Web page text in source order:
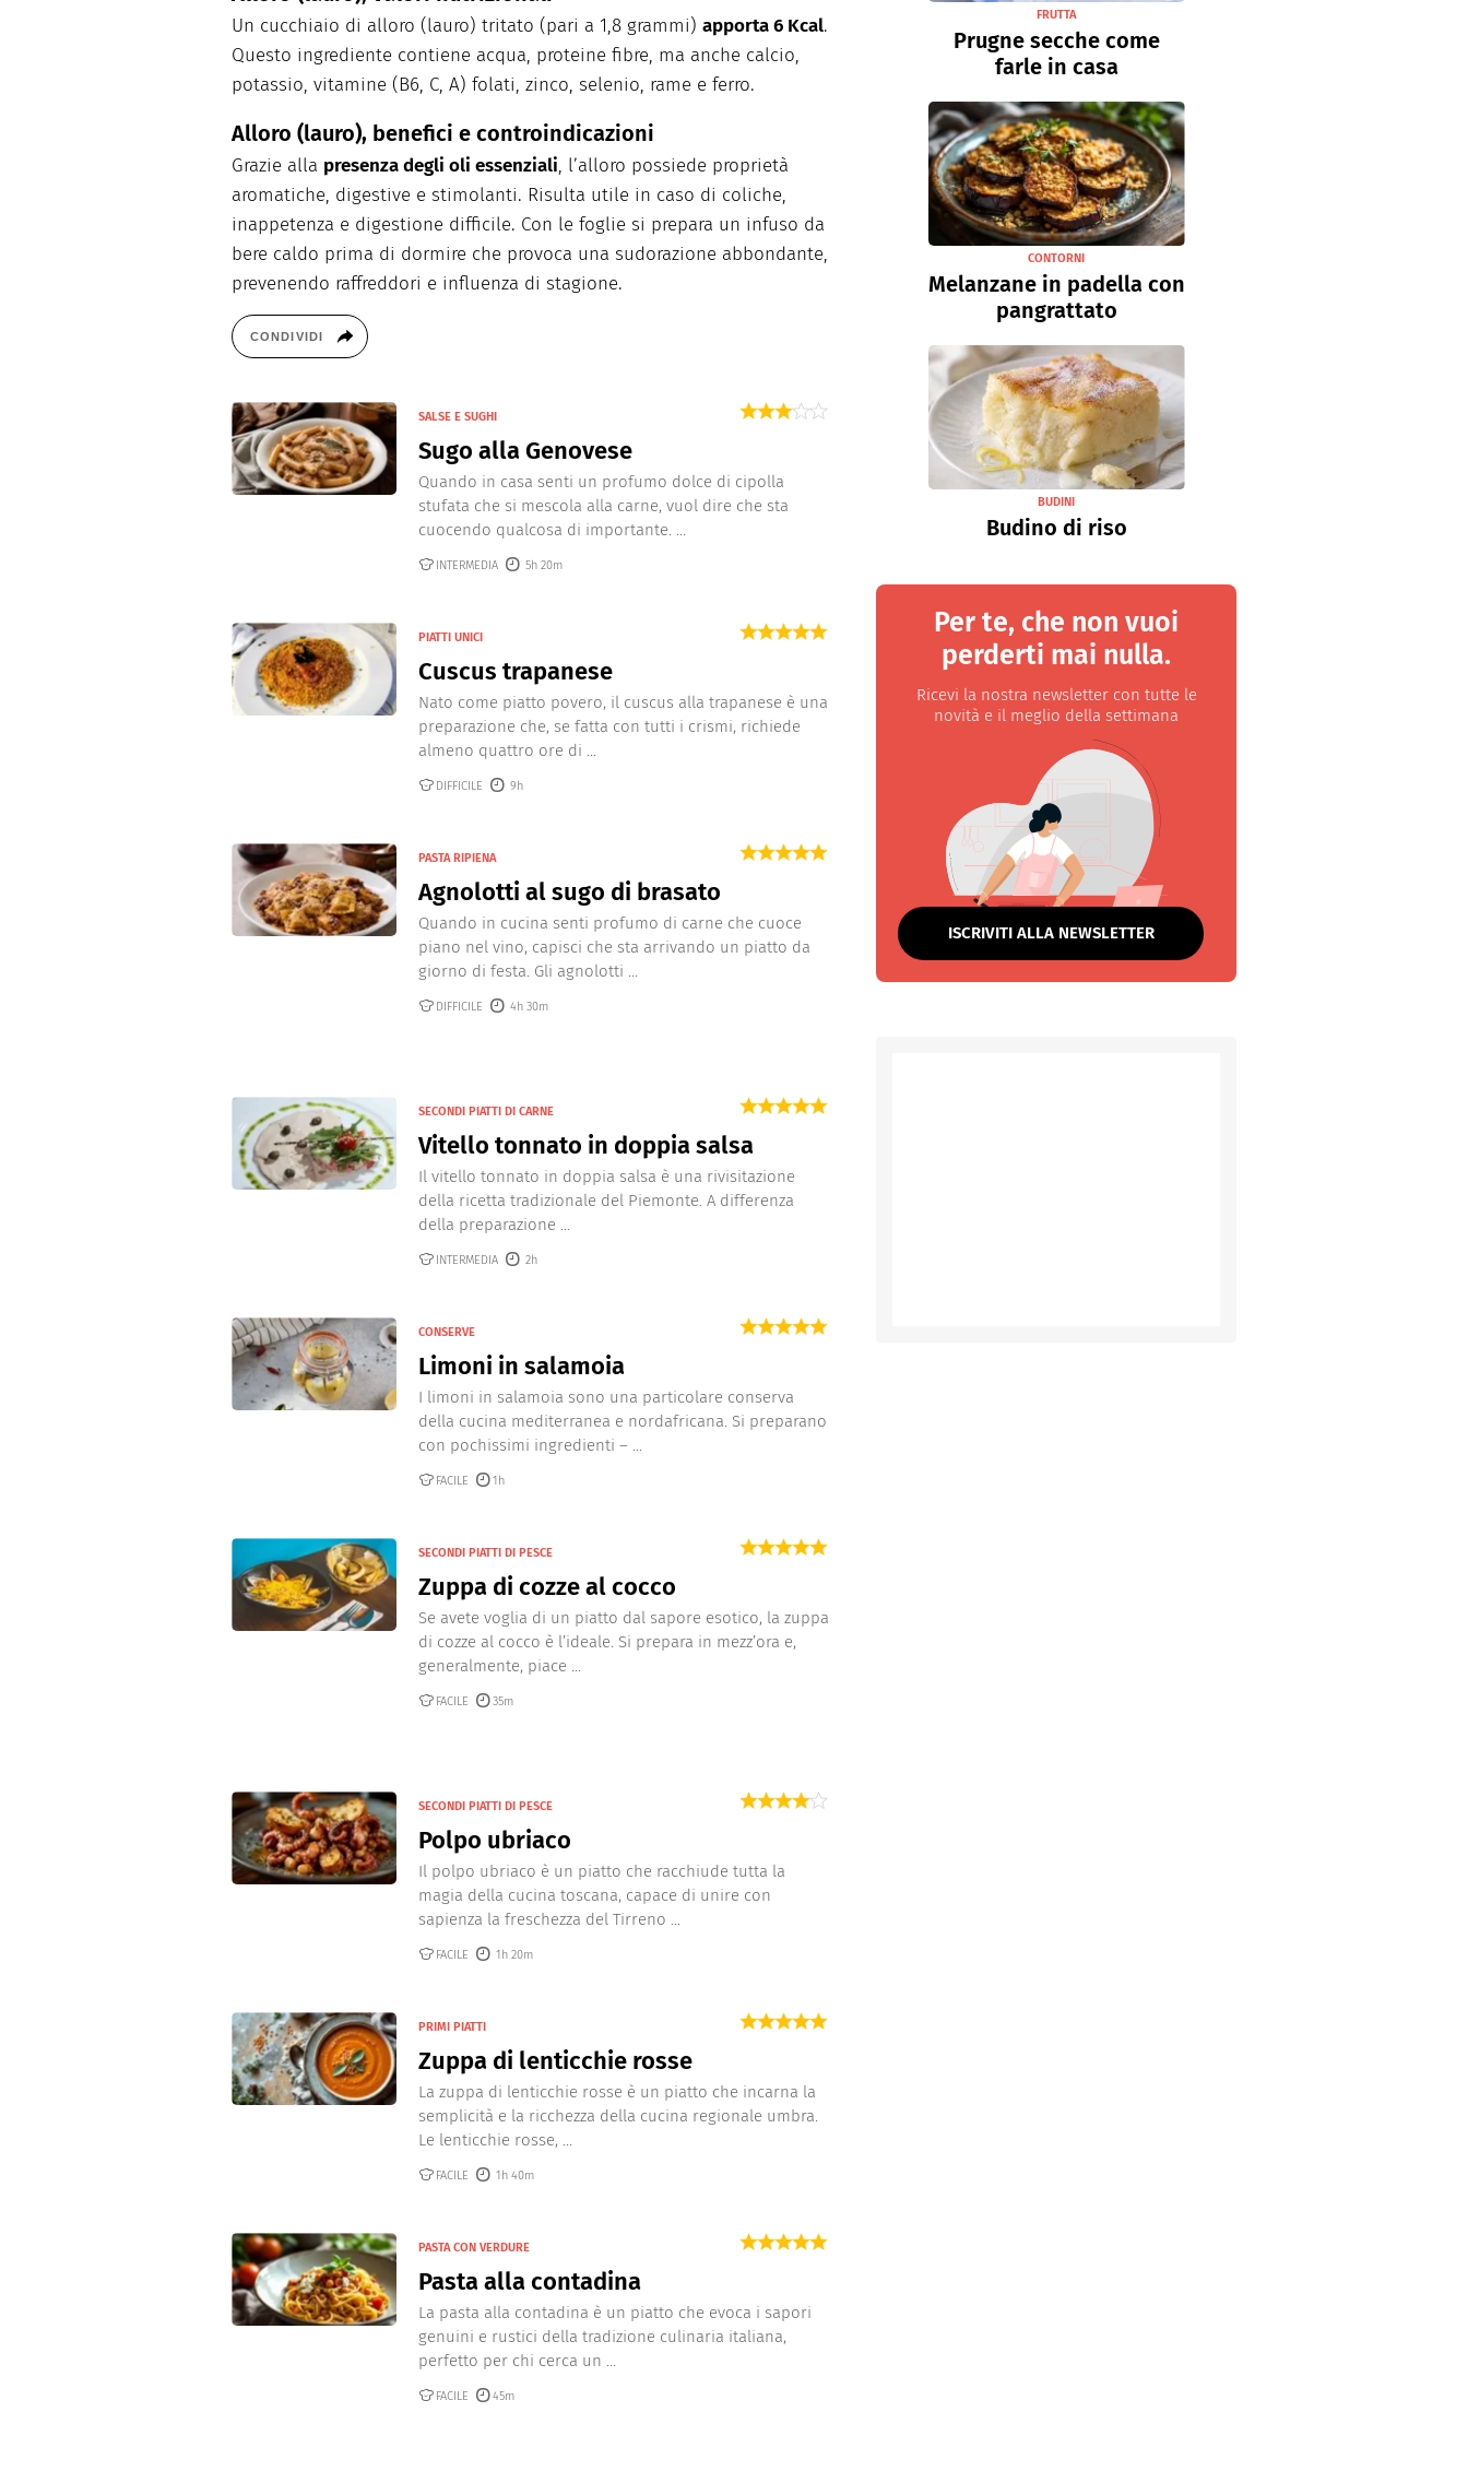
Un cucchiaio di alloro (lauro) tritato (pari a 1,8 grammi) apporta 6 Kcal.
Questo ingrediente contiene acqua, proteine fibre, ma anche calcio,
potassio, vitamine (B6, C, A) folati, zinco, selenio, rame e ferro.
Alloro (lauro), benefici e controindicazioni
Grazie alla presenza degli oli essenziali, l’alloro possiede proprietà
aromatiche, digestive e stimolanti. Risulta utile in caso di coliche,
inappetenza e digestione difficile. Con le foglie si prepara un infuso da
bere caldo prima di dormire che provoca una sudorazione abbondante,
prevenendo raffreddori e influenza di stagione.
CONDIVIDI
SALSE E SUGHI
Sugo alla Genovese
Quando in casa senti un profumo dolce di cipolla
stufata che si mescola alla carne, vuol dire che sta
cuocendo qualcosa di importante. ...
INTERMEDIA 5h 20m
PIATTI UNICI
Cuscus trapanese
Nato come piatto povero, il cuscus alla trapanese è una
preparazione che, se fatta con tutti i crismi, richiede
almeno quattro ore di ...
DIFFICILE 9h
PASTA RIPIENA
Agnolotti al sugo di brasato
Quando in cucina senti profumo di carne che cuoce
piano nel vino, capisci che sta arrivando un piatto da
giorno di festa. Gli agnolotti ...
DIFFICILE 4h 30m
SECONDI PIATTI DI CARNE
Vitello tonnato in doppia salsa
Il vitello tonnato in doppia salsa è una rivisitazione
della ricetta tradizionale del Piemonte. A differenza
della preparazione ...
INTERMEDIA 2h
CONSERVE
Limoni in salamoia
I limoni in salamoia sono una particolare conserva
della cucina mediterranea e nordafricana. Si preparano
con pochissimi ingredienti – ...
FACILE 1h
SECONDI PIATTI DI PESCE
Zuppa di cozze al cocco
Se avete voglia di un piatto dal sapore esotico, la zuppa
di cozze al cocco è l’ideale. Si prepara in mezz’ora e,
generalmente, piace ...
FACILE 35m
SECONDI PIATTI DI PESCE
Polpo ubriaco
Il polpo ubriaco è un piatto che racchiude tutta la
magia della cucina toscana, capace di unire con
sapienza la freschezza del Tirreno ...
FACILE 1h 20m
PRIMI PIATTI
Zuppa di lenticchie rosse
La zuppa di lenticchie rosse è un piatto che incarna la
semplicità e la ricchezza della cucina regionale umbra.
Le lenticchie rosse, ...
FACILE 1h 40m
PASTA CON VERDURE
Pasta alla contadina
La pasta alla contadina è un piatto che evoca i sapori
genuini e rustici della tradizione culinaria italiana,
perfetto per chi cerca un ...
FACILE 45m
FRUTTA
Prugne secche come
farle in casa
CONTORNI
Melanzane in padella con
pangrattato
BUDINI
Budino di riso
Per te, che non vuoi
perderti mai nulla.
Ricevi la nostra newsletter con tutte le
novità e il meglio della settimana
ISCRIVITI ALLA NEWSLETTER